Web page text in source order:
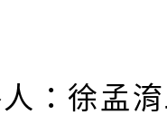
：徐孟